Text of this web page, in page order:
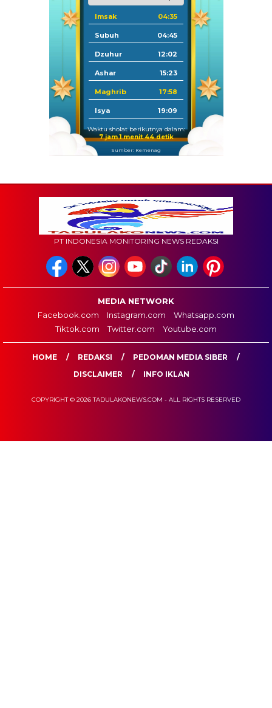
Imsak 04:35
Subuh 04:45
Dzuhur 12:02
Ashar 15:23
Maghrib 17:58
Isya 19:09
Waktu sholat berikutnya dalam:
7 jam 1 menit 42 detik
Sumber: Kemenag
PT INDONESIA MONITORING NEWS REDAKSI
MEDIA NETWORK
Facebook.com
Instagram.com
Whatsapp.com
Tiktok.com
Twitter.com Youtube.com
HOME REDAKSI
PEDOMAN MEDIA SIBER
DISCLAIMER
INFO IKLAN
COPYRIGHT © 2026 TADULAKONEWS.COM - ALL RIGHTS RESERVED